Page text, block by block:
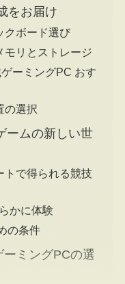
をお届け
クボード選び
モリとストレージ
ーミングPC おす
の選択
ームの新しい世
トで得られる競技
かに体験
の条件
ミングPCの選